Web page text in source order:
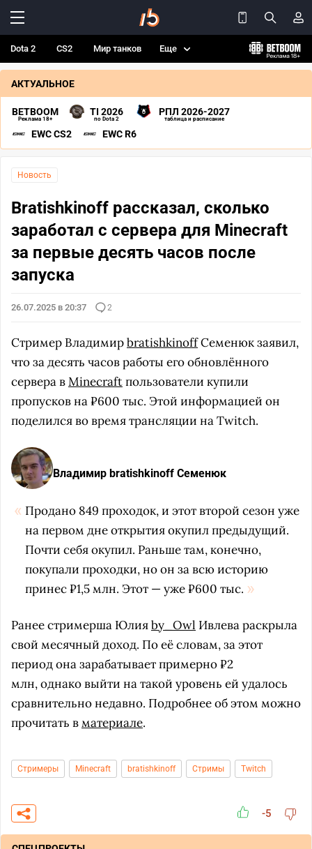
Dota 2 CS2 Мир танков Еще
АКТУАЛЬНОЕ
BETBOOM
Реклама 18+
TI 2026
по Dota 2
РПЛ 2026-2027
таблица и расписание
EWC CS2 EWC R6
Новость
Bratishkinoff рассказал, сколько
заработал с сервера для Minecraft
за первые десять часов после
запуска
26.07.2025 в 20:37 2
Стример ВладимирbratishkinoffСеменюк заявил,
что за десять часов работы его обновлённого
сервера вMinecraftпользователи купили
пропусков на ₽600 тыс. Этой информацией он
поделился во время трансляции на Twitch.
Владимир bratishkinoff Семенюк
Продано 849 проходок, и этот второй сезон уже
на первом дне открытия окупил предыдущий.
Почти себя окупил. Раньше там, конечно,
покупали проходки, но он за всю историю
принес ₽1,5 млн. Этот — уже ₽600 тыс.
Ранее стримерша Юлияby_Owl Ивлева раскрыла
свой месячный доход. По её словам, за этот
период она зарабатывает примерно ₽2
млн, однако выйти на такой уровень ей удалось
сравнительно недавно. Подробнее об этом можно
прочитать вматериале.
Стримеры Minecraft bratishkinoff Стримы Twitch
-5